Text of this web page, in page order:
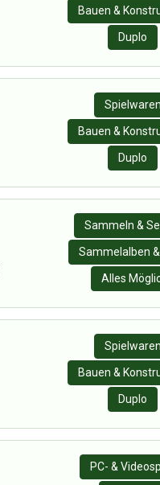
Bauen &
Duplo
Spielwaren
Bauen &
Duplo
Sammeln &
Sammelalben
Alles
Spielwaren
Bauen &
Duplo
PC- &